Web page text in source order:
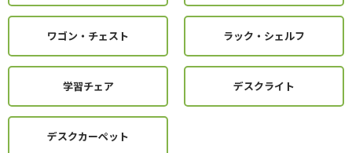
ワゴン・チェスト ラック・シェルフ
学習チェア デスクライト
デスクカーペット